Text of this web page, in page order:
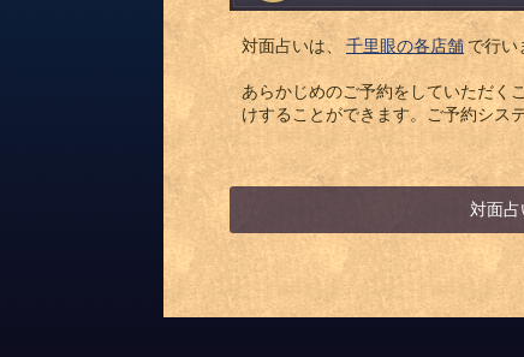
対面占いは、 千里眼の各店舗 で行い
あらかじめのご予約をしていただく
けすることができます。ご予約シス
対面